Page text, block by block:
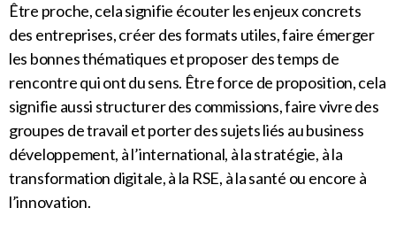
Être proche, cela signifie écouter les enjeux concrets
des entreprises, créer des formats utiles, faire émerger
les bonnes thématiques et proposer des temps de
rencontre qui ont du sens. Être force de proposition, cela
signifie aussi structurer des commissions, faire vivre des
groupes de travail et porter des sujets liés au business
développement, à l’international, à la stratégie, à la
transformation digitale, à la RSE, à la santé ou encore à
l’innovation.